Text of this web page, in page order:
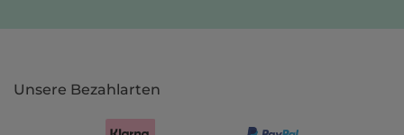
Unsere Bezahlarten